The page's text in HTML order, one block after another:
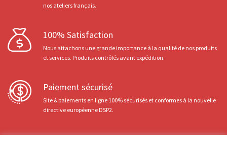
nos ateliers français.
100% Satisfaction
Nous attachons une grande importance à la qualité de nos produits
et services. Produits contrôlés avant expédition.
Paiement sécurisé
Site & paiements en ligne 100% sécurisés et conformes à la nouvelle
directive européenne DSP2.